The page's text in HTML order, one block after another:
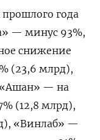
года
— минус 93%,
снижение
(23,6 млрд),
«Ашан» — на
(12,8 млрд),
«Винлаб» —